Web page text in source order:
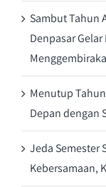
Sambut Tahun
Denpasar
Menutup
Depan dengan
Jeda Semester
Kebersamaan,